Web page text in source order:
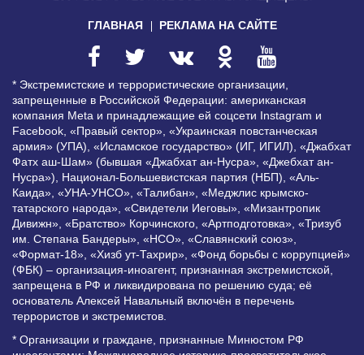
ГЛАВНАЯ РЕКЛАМА НА САЙТЕ
* Экстремистские и террористические организации,
запрещенные в Российской Федерации: американская
компания Meta и принадлежащие ей соцсети Instagram и
Facebook, «Правый сектор», «Украинская повстанческая
армия» (УПА), «Исламское государство» (ИГ, ИГИЛ), «Джабхат
Фатх аш-Шам» (бывшая «Джабхат ан-Нусра», «Джебхат ан-
Нусра»), Национал-Большевистская партия (НБП), «Аль-
Каида», «УНА-УНСО», «Талибан», «Меджлис крымско-
татарского народа», «Свидетели Иеговы», «Мизантропик
Дивижн», «Братство» Корчинского, «Артподготовка», «Тризуб
им. Степана Бандеры», «НСО», «Славянский союз»,
«Формат-18», «Хизб ут-Тахрир», «Фонд борьбы с коррупцией»
(ФБК) – организация-иноагент, признанная экстремистской,
запрещена в РФ и ликвидирована по решению суда; её
основатель Алексей Навальный включён в перечень
террористов и экстремистов.
* Организации и граждане, признанные Минюстом РФ